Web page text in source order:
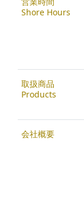
Shore Hours
取扱商品
Products
会社概要